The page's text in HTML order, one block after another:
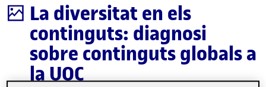
InfografiaLa diversitat en els
continguts: diagnosi
sobre continguts globals a
la UOC